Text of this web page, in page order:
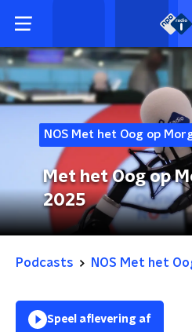
NOS Met het Oog op
Met het Oog op
2025
Podcasts NOS Met het
Speel aflevering af